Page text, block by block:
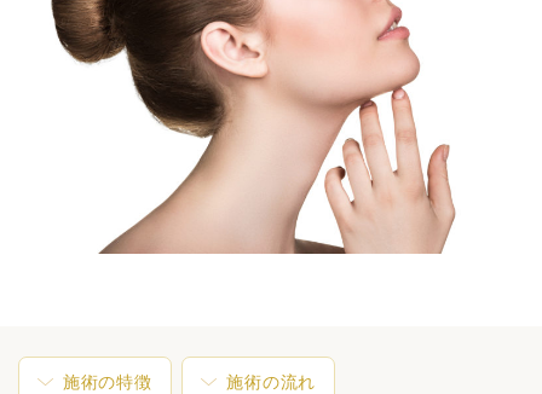
施術の特徴 施術の流れ